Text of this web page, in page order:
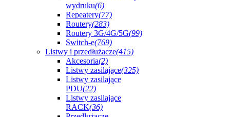
wydruku(6)
Repeatery(77)
Routery(283)
Routery 3G/4G/5G(99)
Switch-e(769)
Listwy i przedłużacze(415)
Akcesoria(2)
Listwy zasilające(325)
Listwy zasilające
PDU(22)
Listwy zasilające
RACK(36)